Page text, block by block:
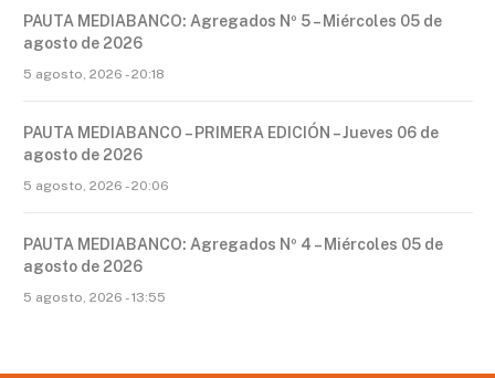
PAUTA MEDIABANCO: Agregados Nº 5 – Miércoles 05 de
agosto de 2026
5 agosto, 2026 - 20:18
PAUTA MEDIABANCO – PRIMERA EDICIÓN – Jueves 06 de
agosto de 2026
5 agosto, 2026 - 20:06
PAUTA MEDIABANCO: Agregados Nº 4 – Miércoles 05 de
agosto de 2026
5 agosto, 2026 - 13:55